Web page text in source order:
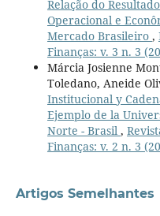
Relação do
Operacional e
Mercado Brasileiro ,
Finanças: v. 3 n. 3
Márcia Josienne
Toledano, Aneide
Institucional y
Ejemplo de la
Norte - Brasil ,
Finanças: v. 2 n. 3
Artigos Semelhantes